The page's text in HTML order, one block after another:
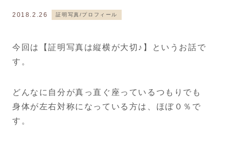
2018.2.26 証明写真/プロフィール
今回は【証明写真は縦横が大切♪】というお話で
す。
どんなに自分が真っ直ぐ座っているつもりでも
身体が左右対称になっている方は、ほぼ０％で
す。